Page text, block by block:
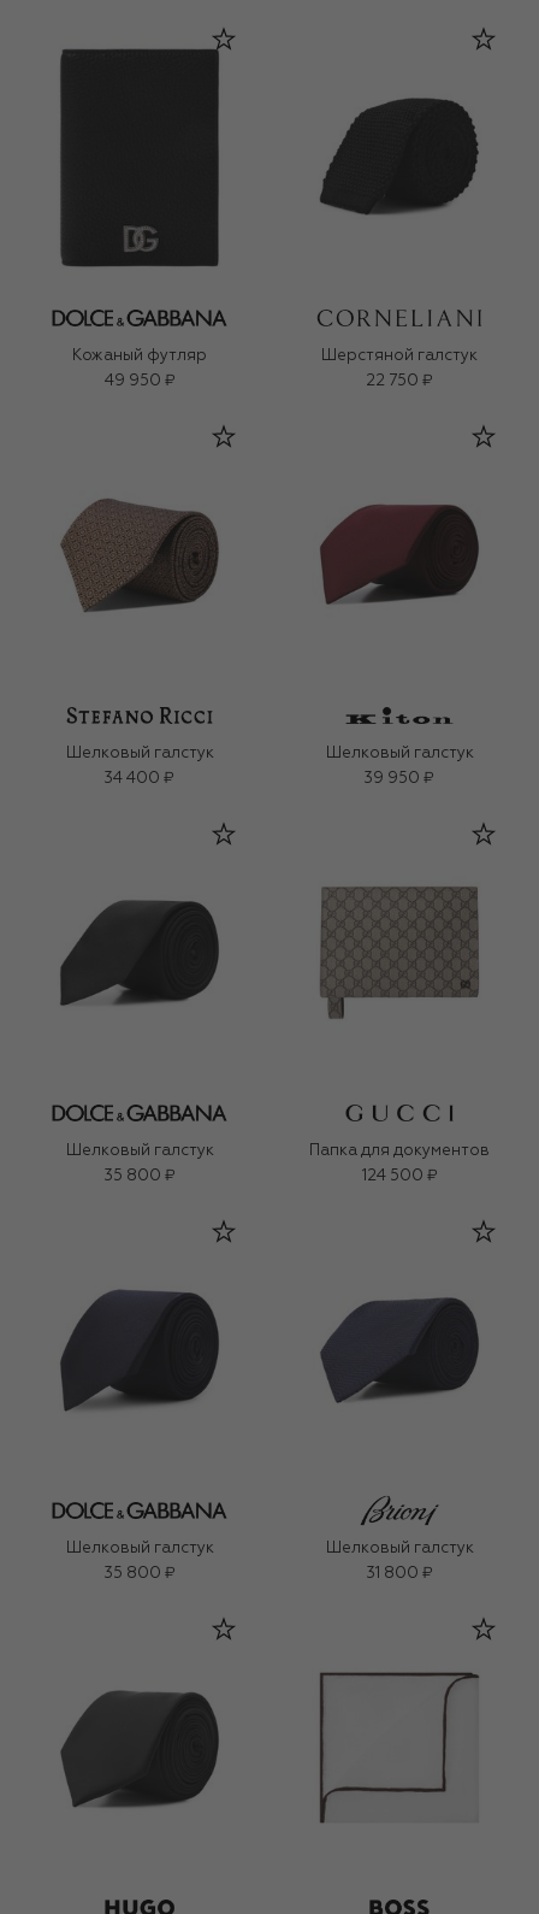
Кожаный футляр
49 950 ₽
Шерстяной галстук
22 750 ₽
Шелковый галстук
34 400 ₽
Шелковый галстук
39 950 ₽
Шелковый галстук
35 800 ₽
Папка для документов
124 500 ₽
Шелковый галстук
35 800 ₽
Шелковый галстук
31 800 ₽